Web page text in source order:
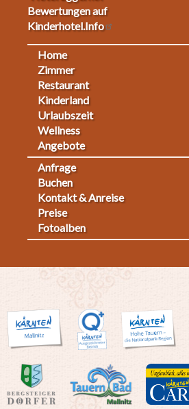
Bewertungen auf
Kinderhotel.Info
Footermenu
Home
Zimmer
Restaurant
Kinderland
Urlaubszeit
Wellness
Angebote
Fußmenü
2
Anfrage
Buchen
Kontakt & Anreise
Preise
Fotoalben